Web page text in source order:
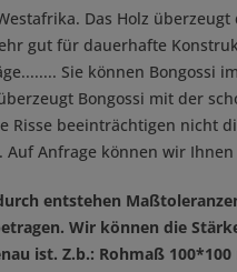
Das Holz
gut für dauerhafte
Sie können Bongossi
Bongossi mit der
beeinträchtigen nicht
Anfrage können wir
entstehen
Wir können die
ist. Z.b.: Rohmaß